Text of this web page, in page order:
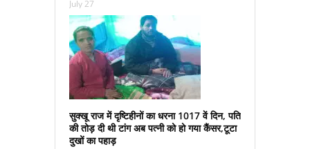
July 27
सुक्‍खू राज में दृष्टिहीनों का धरना 1017 वें दिन, पति
की तोड़ दी थी टांग अब पत्‍नी को हो गया कैंसर,टूटा
दुखों का पहाड़